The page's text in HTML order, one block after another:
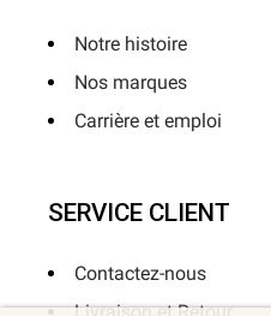
Notre histoire
Nos marques
Carrière et emploi
SERVICE CLIENT
Contactez-nous